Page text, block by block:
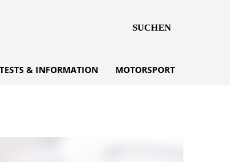
SUCHEN
TESTS & INFORMATION MOTORSPORT